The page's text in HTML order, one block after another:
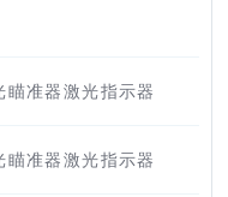
准器激光指示器
准器激光指示器